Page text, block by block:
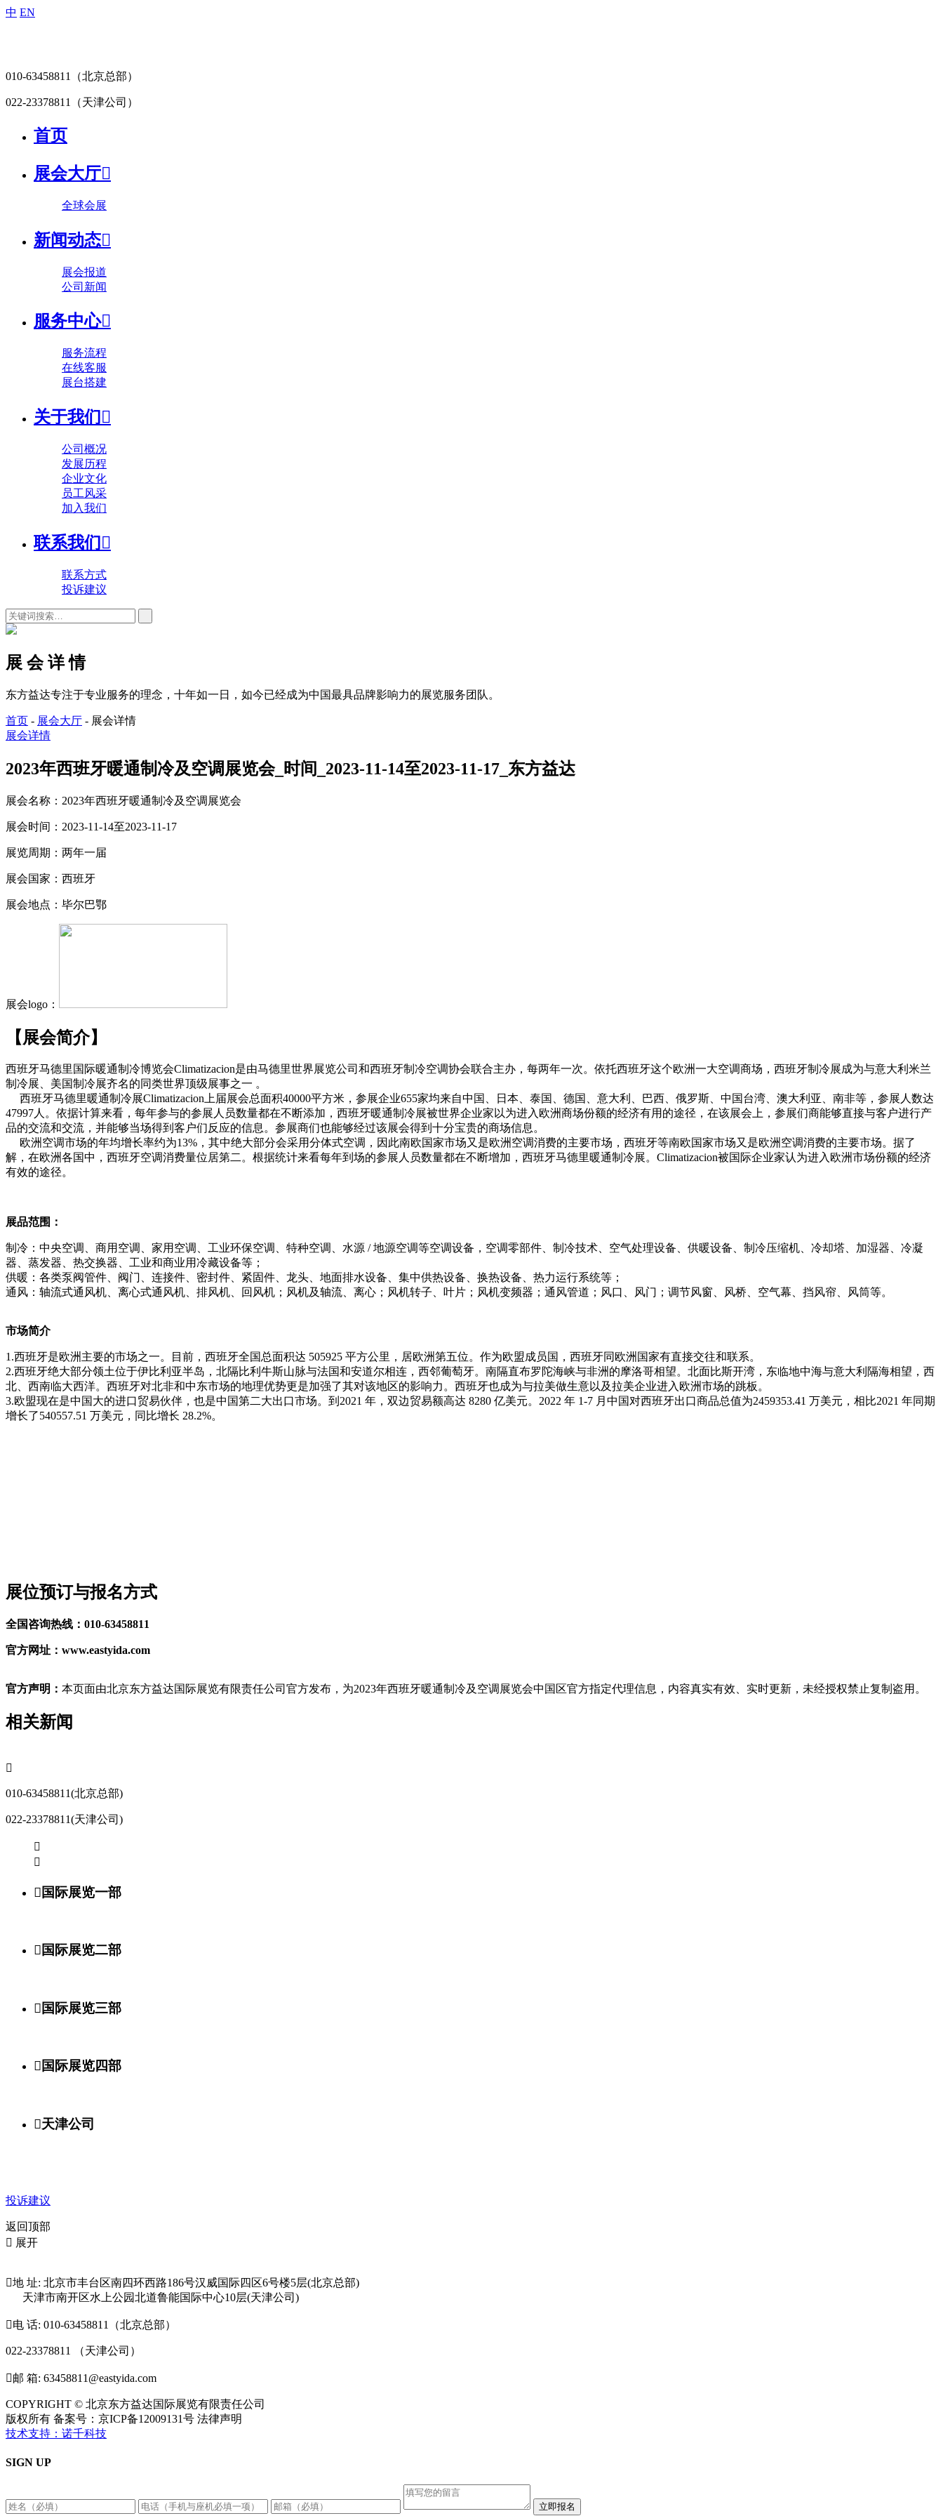
中 EN
010-63458811 （北京总部）
022-23378811 （天津公司）
首页
展会大厅
全球会展
新闻动态
展会报道
公司新闻
服务中心
服务流程
在线客服
展台搭建
关于我们 
公司概况
发展历程
企业文化
员工风采
加入我们
联系我们 
联系方式
投诉建议
展 会 详 情
东方益达专注于专业服务的理念，十年如一日，如今已经成为中国最具品牌影响力的展览服务团队。
首页 - 展会大厅 - 展会详情
展会详情
2023年西班牙暖通制冷及空调展览会_时间_2023-11-14至2023-11-17_东方益达
展会名称： 2023年西班牙暖通制冷及空调展览会
展会时间： 2023-11-14至2023-11-17
展览周期： 两年一届
展会国家： 西班牙
展会地点： 毕尔巴鄂
展会logo：
【展会简介】
西班牙马德里国际暖通制冷博览会Climatizacion是由马德里世界展览公司和西班牙制冷空调协会联合主办，每两年一次。依托西班牙这个欧洲一大空调商场，西班牙制冷展成为与意大利米兰
制冷展、美国制冷展齐名的同类世界顶级展事之一 。
西班牙马德里暖通制冷展Climatizacion上届展会总面积40000平方米，参展企业655家均来自中国、日本、泰国、德国、意大利、巴西、俄罗斯、中国台湾、澳大利亚、南非等，参展人数达
47997人。依据计算来看，每年参与的参展人员数量都在不断添加，西班牙暖通制冷展被世界企业家以为进入欧洲商场份额的经济有用的途径，在该展会上，参展们商能够直接与客户进行产
品的交流和交流，并能够当场得到客户们反应的信息。参展商们也能够经过该展会得到十分宝贵的商场信息。
欧洲空调市场的年均增长率约为13%，其中绝大部分会采用分体式空调，因此南欧国家市场又是欧洲空调消费的主要市场，西班牙等南欧国家市场又是欧洲空调消费的主要市场。据了
解，在欧洲各国中，西班牙空调消费量位居第二。根据统计来看每年到场的参展人员数量都在不断增加，西班牙马德里暖通制冷展。Climatizacion被国际企业家认为进入欧洲市场份额的经济
有效的途径。
展品范围：
制冷：中央空调、商用空调、家用空调、工业环保空调、特种空调、水源 / 地源空调等空调设备，空调零部件、制冷技术、空气处理设备、供暖设备、制冷压缩机、冷却塔、加湿器、冷凝
器、蒸发器、热交换器、工业和商业用冷藏设备等；
供暖：各类泵阀管件、阀门、连接件、密封件、紧固件、龙头、地面排水设备、集中供热设备、换热设备、热力运行系统等；
通风：轴流式通风机、离心式通风机、排风机、回风机；风机及轴流、离心；风机转子、叶片；风机变频器；通风管道；风口、风门；调节风窗、风桥、空气幕、挡风帘、风筒等。
市场简介
1.西班牙是欧洲主要的市场之一。目前，西班牙全国总面积达 505925 平方公里，居欧洲第五位。作为欧盟成员国，西班牙同欧洲国家有直接交往和联系。
2.西班牙绝大部分领土位于伊比利亚半岛，北隔比利牛斯山脉与法国和安道尔相连，西邻葡萄牙。南隔直布罗陀海峡与非洲的摩洛哥相望。北面比斯开湾，东临地中海与意大利隔海相望，西
北、西南临大西洋。西班牙对北非和中东市场的地理优势更是加强了其对该地区的影响力。西班牙也成为与拉美做生意以及拉美企业进入欧洲市场的跳板。
3.欧盟现在是中国大的进口贸易伙伴，也是中国第二大出口市场。到2021 年，双边贸易额高达 8280 亿美元。2022 年 1-7 月中国对西班牙出口商品总值为2459353.41 万美元，相比2021 年同期
增长了540557.51 万美元，同比增长 28.2%。
展位预订与报名方式
全国咨询热线：010-63458811
官方网址：www.eastyida.com
官方声明： 本页面由北京东方益达国际展览有限责任公司官方发布，为2023年西班牙暖通制冷及空调展览会中国区官方指定代理信息，内容真实有效、实时更新，未经授权禁止复制盗用。
相关新闻

010-63458811(北京总部)
022-23378811(天津公司)


国际展览一部
国际展览二部
国际展览三部
国际展览四部
天津公司
投诉建议
返回顶部
 展开
地 址: 北京市丰台区南四环西路186号汉威国际四区6号楼5层(北京总部)
天津市南开区水上公园北道鲁能国际中心10层(天津公司)
电 话: 010-63458811（北京总部）
022-23378811 （天津公司）
邮 箱: 63458811@eastyida.com
COPYRIGHT © 北京东方益达国际展览有限责任公司
版权所有 备案号：京ICP备12009131号 法律声明
技术支持：诺千科技
SIGN UP